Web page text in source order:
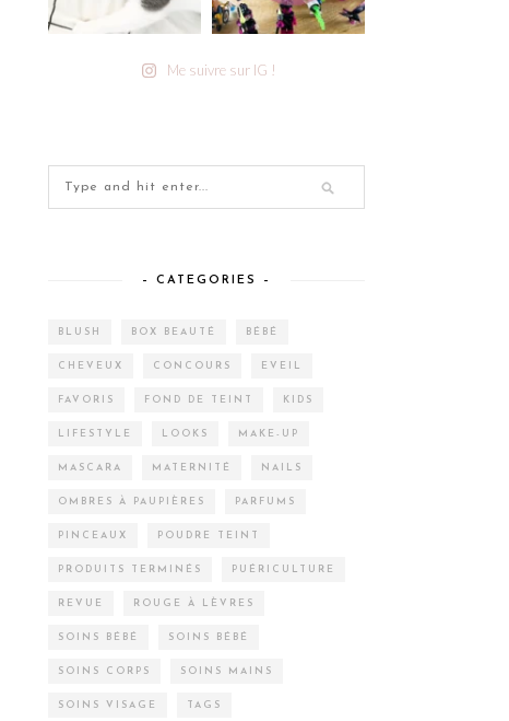
Me suivre sur IG !
– CATEGORIES –
BLUSH BOX BEAUTÉ BÉBÉ
CHEVEUX CONCOURS EVEIL
FAVORIS FOND DE TEINT KIDS
LIFESTYLE LOOKS MAKE-UP
MASCARA MATERNITÉ NAILS
OMBRES À PAUPIÈRES PARFUMS
PINCEAUX POUDRE TEINT
PRODUITS TERMINÉS PUÉRICULTURE
REVUE ROUGE À LÈVRES
SOINS BÉBÉ SOINS BÉBÉ
SOINS CORPS SOINS MAINS
SOINS VISAGE TAGS